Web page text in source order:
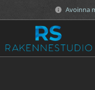
Avoinna